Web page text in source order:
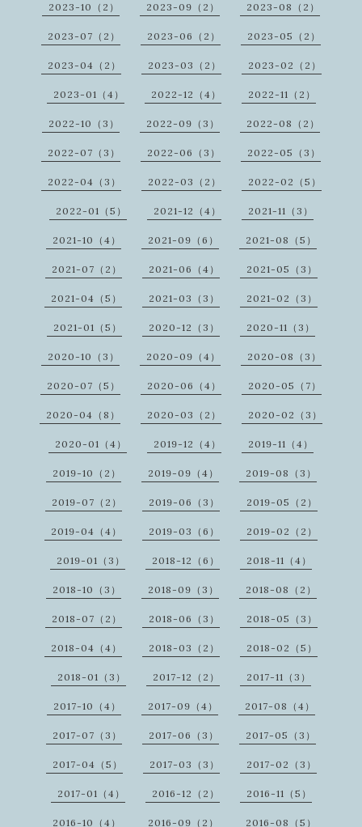
2023-10（2） 2023-09（2） 2023-08（2）
2023-07（2） 2023-06（2） 2023-05（2）
2023-04（2） 2023-03（2） 2023-02（2）
2023-01（4） 2022-12（4） 2022-11（2）
2022-10（3） 2022-09（3） 2022-08（2）
2022-07（3） 2022-06（3） 2022-05（3）
2022-04（3） 2022-03（2） 2022-02（5）
2022-01（5） 2021-12（4） 2021-11（3）
2021-10（4） 2021-09（6） 2021-08（5）
2021-07（2） 2021-06（4） 2021-05（3）
2021-04（5） 2021-03（3） 2021-02（3）
2021-01（5） 2020-12（3） 2020-11（3）
2020-10（3） 2020-09（4） 2020-08（3）
2020-07（5） 2020-06（4） 2020-05（7）
2020-04（8） 2020-03（2） 2020-02（3）
2020-01（4） 2019-12（4） 2019-11（4）
2019-10（2） 2019-09（4） 2019-08（3）
2019-07（2） 2019-06（3） 2019-05（2）
2019-04（4） 2019-03（6） 2019-02（2）
2019-01（3） 2018-12（6） 2018-11（4）
2018-10（3） 2018-09（3） 2018-08（2）
2018-07（2） 2018-06（3） 2018-05（3）
2018-04（4） 2018-03（2） 2018-02（5）
2018-01（3） 2017-12（2） 2017-11（3）
2017-10（4） 2017-09（4） 2017-08（4）
2017-07（3） 2017-06（3） 2017-05（3）
2017-04（5） 2017-03（3） 2017-02（3）
2017-01（4） 2016-12（2） 2016-11（5）
2016-10（4） 2016-09（2） 2016-08（5）